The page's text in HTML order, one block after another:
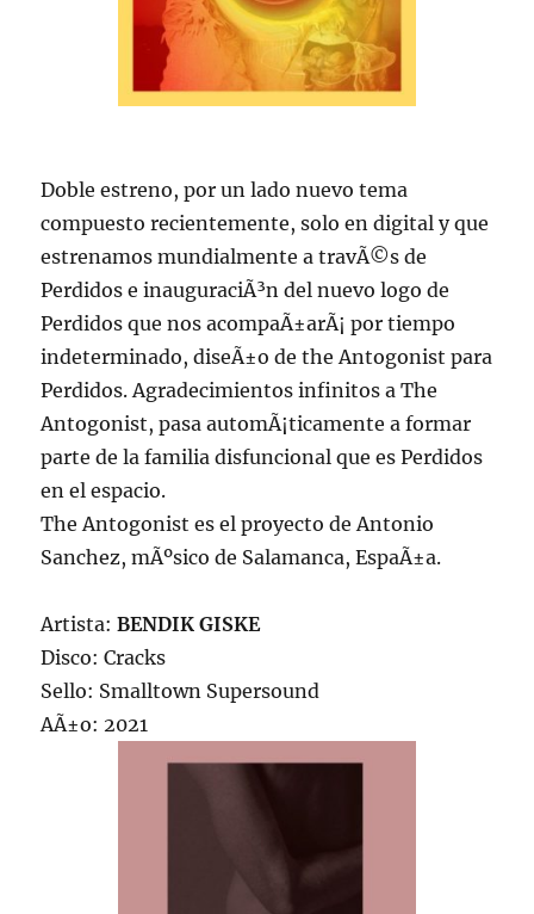
Doble estreno, por un lado nuevo tema
compuesto recientemente, solo en digital y que
estrenamos mundialmente a travÃ©s de
Perdidos e inauguraciÃ³n del nuevo logo de
Perdidos que nos acompaÃ±arÃ¡ por tiempo
indeterminado, diseÃ±o de the Antogonist para
Perdidos. Agradecimientos infinitos a The
Antogonist, pasa automÃ¡ticamente a formar
parte de la familia disfuncional que es Perdidos
en el espacio.
The Antogonist es el proyecto de Antonio
Sanchez, mÃºsico de Salamanca, EspaÃ±a.
Artista:BENDIK GISKE
Disco: Cracks
Sello: Smalltown Supersound
AÃ±o: 2021